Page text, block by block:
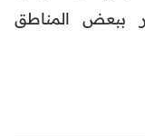
ببعض المناطق